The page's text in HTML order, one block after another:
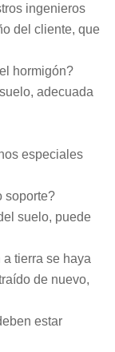
ingenieros
del cliente, que
hormigón?
adecuada
especiales
soporte?
suelo, puede
tierra se haya
de nuevo,
estar